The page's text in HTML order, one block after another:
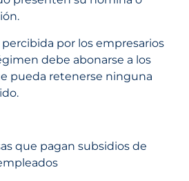
por los empresarios
debe abonarse a los
pueda retenerse ninguna
que pagan subsidios de